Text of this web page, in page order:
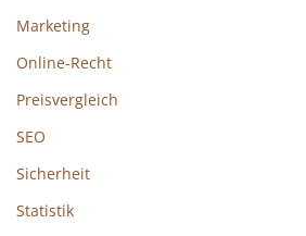
Marketing
Online-Recht
Preisvergleich
SEO
Sicherheit
Statistik